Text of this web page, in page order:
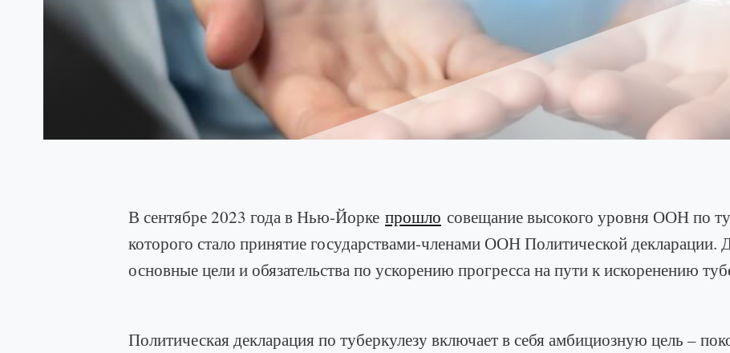
В сентябре 2023 года в Нью-Йорке прошло совещание высокого уровня ООН по
которого стало принятие государствами-членами ООН Политической
основные цели и обязательства по ускорению прогресса на пути к искоренению
Политическая декларация по туберкулезу включает в себя амбициозную цель –